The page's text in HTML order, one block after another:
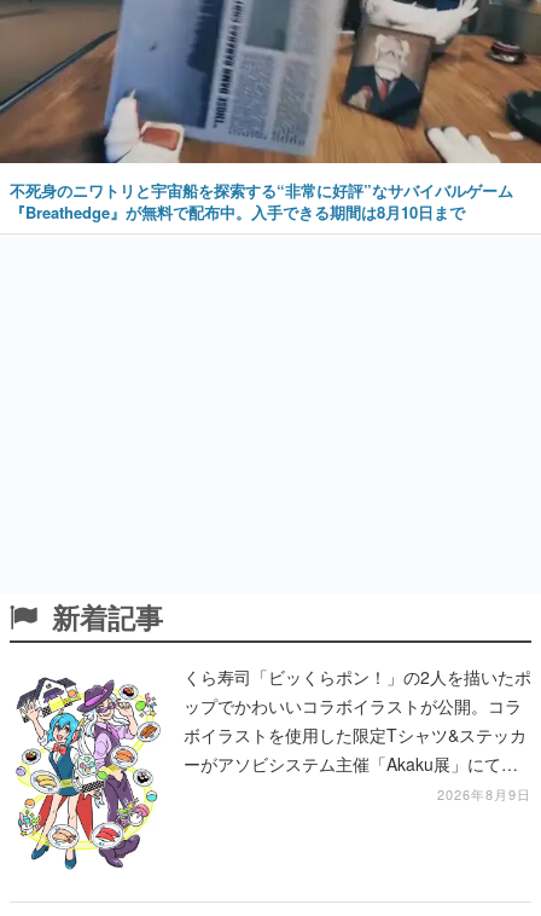
不死身のニワトリと宇宙船を探索する“非常に好評”なサバイバルゲーム
『Breathedge』が無料で配布中。入手できる期間は8月10日まで
新着記事
くら寿司「ビッくらポン！」の2人を描いたポ
ップでかわいいコラボイラストが公開。コラ
ボイラストを使用した限定Tシャツ&ステッカ
ーがアソビシステム主催「Akaku展」にて販
2026年8月9日